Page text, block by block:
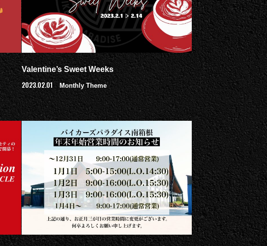
Valentine’s Sweet Weeks
2023.02.01 Monthly Theme